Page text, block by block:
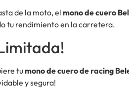
de la moto, el mono de cuero
tu rendimiento en la carretera.
tumono de cuero de racing
y segura!